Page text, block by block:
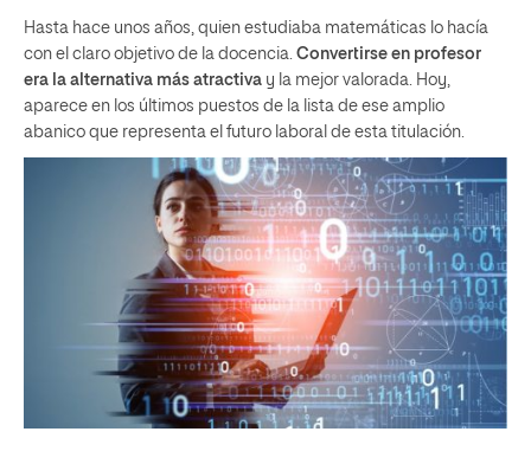
Hasta hace unos años, quien estudiaba matemáticas lo hacía
con el claro objetivo de la docencia. Convertirse en profesor
era la alternativa más atractiva y la mejor valorada. Hoy,
aparece en los últimos puestos de la lista de ese amplio
abanico que representa el futuro laboral de esta titulación.